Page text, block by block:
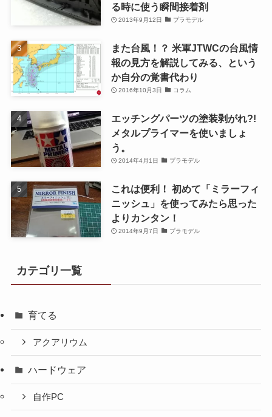
る時に使う瞬間接着剤
2013年9月12日 プラモデル
また台風！？ 米軍JTWCの台風情
報の見方を解説してみる、という
か自分の覚書代わり
2016年10月3日 コラム
エッチングパーツの塗装剥がれ?!
メタルプライマーを使いましょ
う。
2014年4月1日 プラモデル
これは便利！ 初めて「ミラーフィ
ニッシュ」を使ってみたら思った
よりカンタン！
2014年9月7日 プラモデル
カテゴリ一覧
育てる
アクアリウム
ハードウェア
自作PC